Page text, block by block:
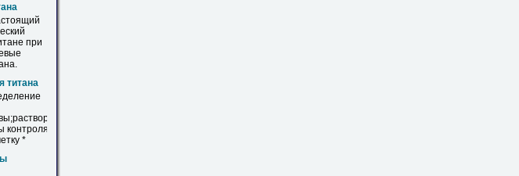
при
.
титана
*